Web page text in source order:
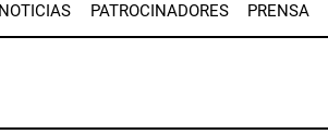
NOTICIAS PATROCINADORES PRENSA